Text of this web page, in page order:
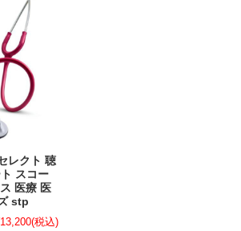
レクト 聴
スコー
医療 医
stp
(税込)